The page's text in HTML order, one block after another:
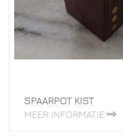
SPAARPOT KIST
MEER INFORMATIE